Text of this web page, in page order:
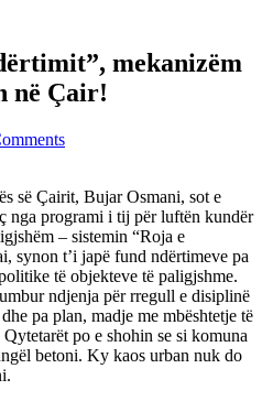
mekanizëm
në Çair!
së Çairit, Bujar Osmani, sot e
nga programi i tij për luftën kundër
– sistemin “Roja e
synon t’i japë fund ndërtimeve pa
të objekteve të paligjshme.
ndjenja për rregull e disiplinë
pa plan, madje me mbështetje të
po e shohin se si komuna
betoni. Ky kaos urban nuk do